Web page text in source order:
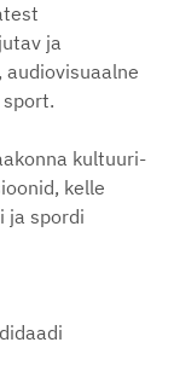
ja
kultuuri-
kelle
ja spordi